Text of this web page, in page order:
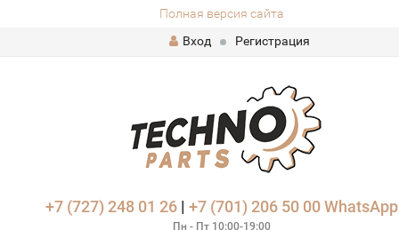
Полная версия сайта
Вход
Регистрация
+7 (727) 248 01 26| +7 (701) 206 50 00 WhatsApp
Пн - Пт 10:00-19:00